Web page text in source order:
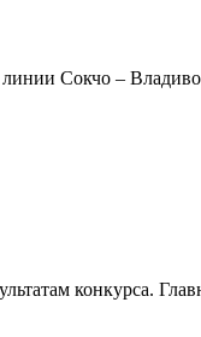
Сокчо –
конкурса.